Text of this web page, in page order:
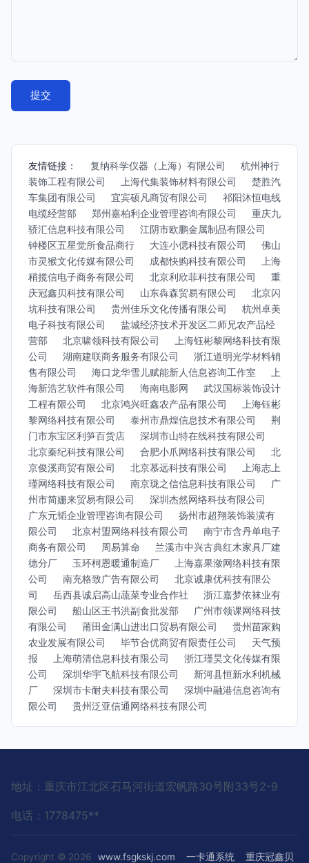
友情链接： 复纳科学仪器（上海）有限公司
杭州神行
装饰工程有限公司
上海代集装饰材料有限公司
楚胜汽
车集团有限公司
宜宾硕凡商贸有限公司
祁阳沐恒电线
电缆经营部
郑州嘉柏利企业管理咨询有限公司
重庆九
骄汇信息科技有限公司
江阴市欧鹏金属制品有限公司
钟楼区五星觉所食品商行
大连小偲科技有限公司
佛山
市灵猴文化传媒有限公司
成都快购科技有限公司
上海
稍揽信电子商务有限公司
北京利欣菲科技有限公司
重
庆冠鑫贝科技有限公司
山东犇森贸易有限公司
北京闪
坑科技有限公司
贵州佳乐文化传播有限公司
杭州卓美
电子科技有限公司
盐城经济技术开发区二师兄农产品经
营部
北京啸领科技有限公司
上海钰彬黎网络科技有限
公司
湖南建联商务服务有限公司
浙江道明光学材料销
售有限公司
海口龙华雪儿赋能新人信息咨询工作室
上
海新浩艺软件有限公司
海南电影网
武汉国标装饰设计
工程有限公司
北京鸿兴旺鑫农产品有限公司
上海钰彬
黎网络科技有限公司
泰州市鼎煌信息技术有限公司
荆
门市东宝区利笋百货店
深圳市山特在线科技有限公司
北京秦纪科技有限公司
合肥小爪网络科技有限公司
北
京俊溪商贸有限公司
北京慕远科技有限公司
上海志上
瑾网络科技有限公司
南京珑之信信息科技有限公司
广
州市简姗来贸易有限公司
深圳杰然网络科技有限公司
广东元韬企业管理咨询有限公司
扬州市超翔装饰装潢有
限公司
北京村盟网络科技有限公司
南宁市含丹单电子
商务有限公司
周易算命
兰溪市中兴古典红木家具厂建
德分厂
玉环柯恩暖通制造厂
上海嘉果潋网络科技有限
公司
南充格致广告有限公司
北京诚康优科技有限公
司
岳西县诚启高山蔬菜专业合作社
浙江嘉梦依袜业有
限公司
船山区王书洪副食批发部
广州市领课网络科技
有限公司
莆田金满山进出口贸易有限公司
贵州苗家购
农业发展有限公司
毕节合优商贸有限责任公司
天气预
报
上海萌清信息科技有限公司
浙江瑾昊文化传媒有限
公司
深圳华宇飞航科技有限公司
新河县恒新水利机械
厂
深圳市卡耐夫科技有限公司
深圳中融港信息咨询有
限公司
贵州泛亚信通网络科技有限公司
地址：重庆市江北区石马河街道宏帆路30号附33号2-9
电话：1778475**
Copyright © 2026 www.fsgkskj.com 一卡通系统 重庆冠鑫贝